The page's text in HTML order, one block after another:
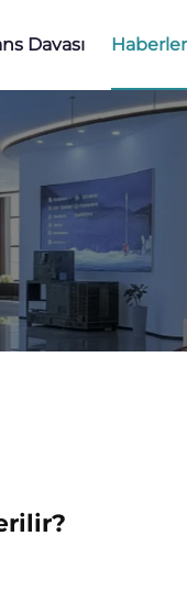
Davası Haberler